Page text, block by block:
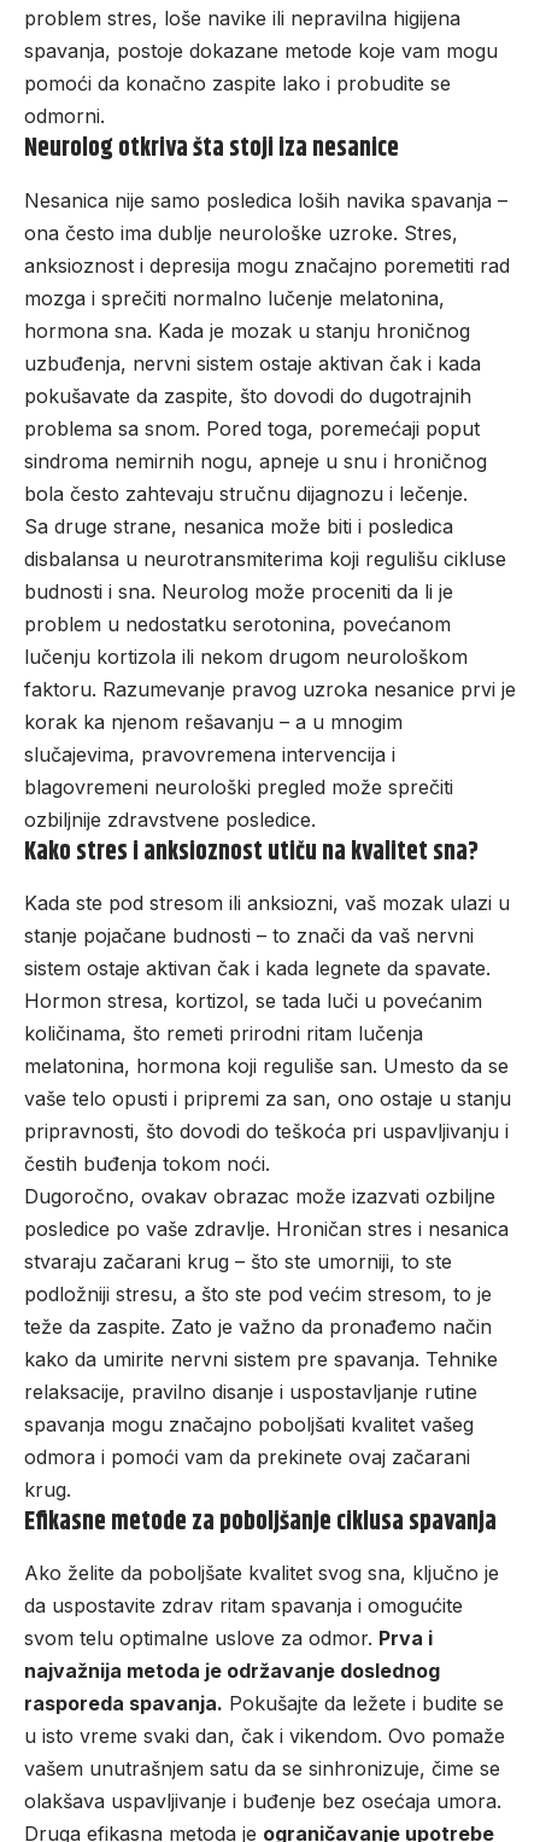
problem stres, loše navike ili nepravilna higijena
spavanja, postoje dokazane metode koje vam mogu
pomoći da konačno zaspite lako i probudite se
odmorni.
Neurolog otkriva šta stoji iza nesanice
Nesanica nije samo posledica loših navika spavanja –
ona često ima dublje neurološke uzroke. Stres,
anksioznost i depresija mogu značajno poremetiti rad
mozga i sprečiti normalno lučenje melatonina,
hormona sna. Kada je mozak u stanju hroničnog
uzbuđenja, nervni sistem ostaje aktivan čak i kada
pokušavate da zaspite, što dovodi do dugotrajnih
problema sa snom. Pored toga, poremećaji poput
sindroma nemirnih nogu, apneje u snu i hroničnog
bola često zahtevaju stručnu dijagnozu i lečenje.
Sa druge strane, nesanica može biti i posledica
disbalansa u neurotransmiterima koji regulišu cikluse
budnosti i sna. Neurolog može proceniti da li je
problem u nedostatku serotonina, povećanom
lučenju kortizola ili nekom drugom neurološkom
faktoru. Razumevanje pravog uzroka nesanice prvi je
korak ka njenom rešavanju – a u mnogim
slučajevima, pravovremena intervencija i
blagovremeni neurološki pregled može sprečiti
ozbiljnije zdravstvene posledice.
Kako stres i anksioznost utiču na kvalitet sna?
Kada ste pod stresom ili anksiozni, vaš mozak ulazi u
stanje pojačane budnosti – to znači da vaš nervni
sistem ostaje aktivan čak i kada legnete da spavate.
Hormon stresa, kortizol, se tada luči u povećanim
količinama, što remeti prirodni ritam lučenja
melatonina, hormona koji reguliše san. Umesto da se
vaše telo opusti i pripremi za san, ono ostaje u stanju
pripravnosti, što dovodi do teškoća pri uspavljivanju i
čestih buđenja tokom noći.
Dugoročno, ovakav obrazac može izazvati ozbiljne
posledice po vaše zdravlje. Hroničan stres i nesanica
stvaraju začarani krug – što ste umorniji, to ste
podložniji stresu, a što ste pod većim stresom, to je
teže da zaspite. Zato je važno da pronađemo način
kako da umirite nervni sistem pre spavanja. Tehnike
relaksacije, pravilno disanje i uspostavljanje rutine
spavanja mogu značajno poboljšati kvalitet vašeg
odmora i pomoći vam da prekinete ovaj začarani
krug.
Efikasne metode za poboljšanje ciklusa spavanja
Ako želite da poboljšate kvalitet svog sna, ključno je
da uspostavite zdrav ritam spavanja i omogućite
svom telu optimalne uslove za odmor. Prva i
najvažnija metoda je održavanje doslednog
rasporeda spavanja. Pokušajte da ležete i budite se
u isto vreme svaki dan, čak i vikendom. Ovo pomaže
vašem unutrašnjem satu da se sinhronizuje, čime se
olakšava uspavljivanje i buđenje bez osećaja umora.
Druga efikasna metoda je ograničavanje upotrebe